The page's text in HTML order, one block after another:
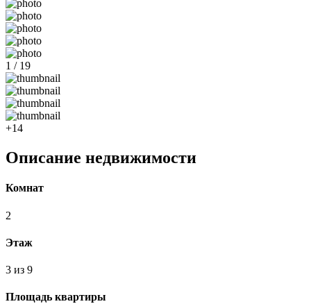
1 / 19
+14
Описание недвижимости
Комнат
2
Этаж
3 из 9
Площадь квартиры